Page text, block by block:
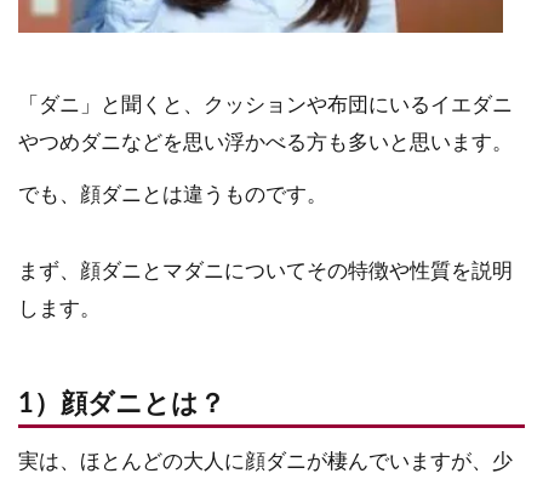
「ダニ」と聞くと、クッションや布団にいるイエダニ
やつめダニなどを思い浮かべる方も多いと思います。
でも、顔ダニとは違うものです。
まず、顔ダニとマダニについてその特徴や性質を説明
します。
1）顔ダニとは？
実は、ほとんどの大人に顔ダニが棲んでいますが、少